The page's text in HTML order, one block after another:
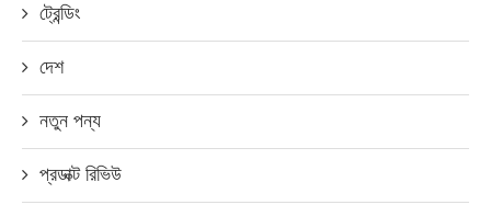
ট্রেন্ডিং
দেশ
নতুন পন্য
প্রডাক্ট রিভিউ